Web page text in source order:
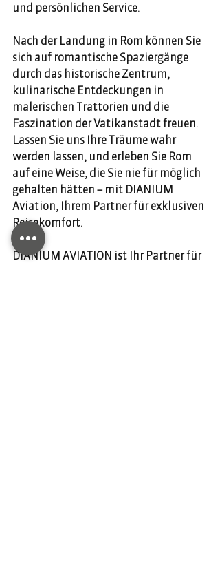
und persönlichen Service.
Nach der Landung in Rom können Sie
sich auf romantische Spaziergänge
durch das historische Zentrum,
kulinarische Entdeckungen in
malerischen Trattorien und die
Faszination der Vatikanstadt freuen.
Lassen Sie uns Ihre Träume wahr
werden lassen, und erleben Sie Rom
auf eine Weise, die Sie nie für möglich
gehalten hätten – mit DIANIUM
Aviation, Ihrem Partner für exklusiven
Reisekomfort.
DIANIUM AVIATION ist Ihr Partner für